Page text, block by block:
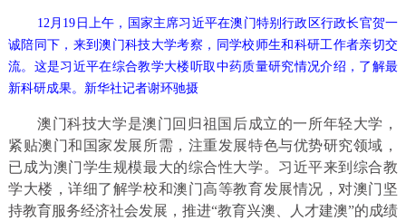
12月19日上午，国家主席习近平在澳门特别行政区行政长官贺一
诚陪同下，来到澳门科技大学考察，同学校师生和科研工作者亲切交
流。这是习近平在综合教学大楼听取中药质量研究情况介绍，了解最
新科研成果。新华社记者谢环驰摄
澳门科技大学是澳门回归祖国后成立的一所年轻大学，
紧贴澳门和国家发展所需，注重发展特色与优势研究领域，
已成为澳门学生规模最大的综合性大学。习近平来到综合教
学大楼，详细了解学校和澳门高等教育发展情况，对澳门坚
持教育服务经济社会发展，推进“教育兴澳、人才建澳”的成绩